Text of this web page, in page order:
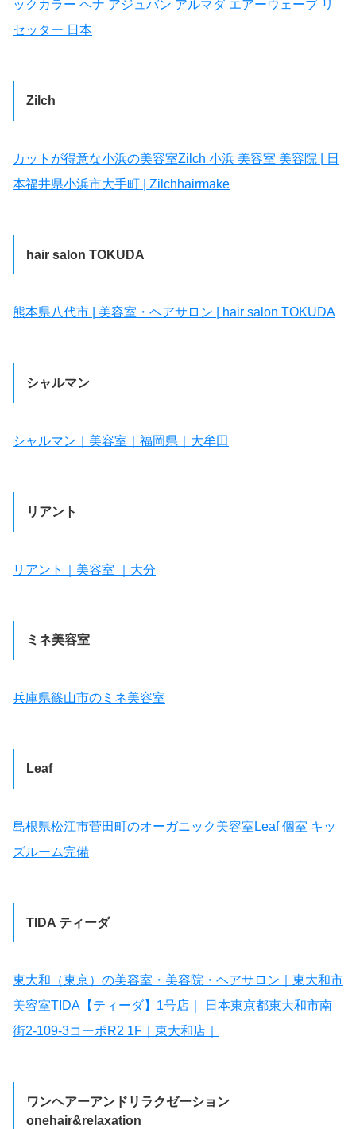
ックカラー ヘナ アジュバン アルマダ エアーウェーブ リ
セッター 日本
Zilch
カットが得意な小浜の美容室Zilch 小浜 美容室 美容院 | 日
本福井県小浜市大手町 | Zilchhairmake
hair salon TOKUDA
熊本県八代市 | 美容室・ヘアサロン | hair salon TOKUDA
シャルマン
シャルマン｜美容室｜福岡県｜大牟田
リアント
リアント｜美容室 ｜大分
ミネ美容室
兵庫県篠山市のミネ美容室
Leaf
島根県松江市菅田町のオーガニック美容室Leaf 個室 キッ
ズルーム完備
TIDA ティーダ
東大和（東京）の美容室・美容院・ヘアサロン｜東大和市
美容室TIDA【ティーダ】1号店｜ 日本東京都東大和市南
街2-109-3コーポR2 1F｜東大和店｜
ワンヘアーアンドリラクゼーション
onehair&relaxation